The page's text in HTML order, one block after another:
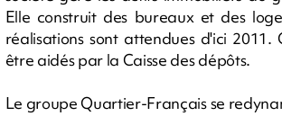
Elle construit des bureaux et des
réalisations sont attendues d'ici 2011.
être aidés par la Caisse des dépôts.
Le groupe Quartier-Français se